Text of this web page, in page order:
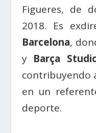
Figueres, de
2018. Es
Barcelona,
y Barça
contribuyendo
en un
deporte.